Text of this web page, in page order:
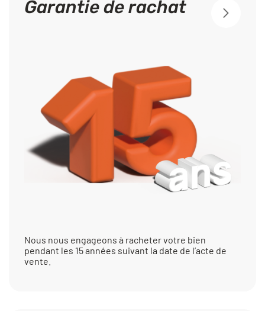
Garantie de rachat
Nous nous engageons à racheter votre bien
pendant les 15 années suivant la date de l’acte de
vente.